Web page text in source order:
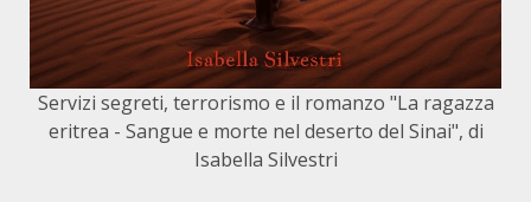
Servizi segreti, terrorismo e il romanzo "La ragazza
eritrea - Sangue e morte nel deserto del Sinai", di
Isabella Silvestri